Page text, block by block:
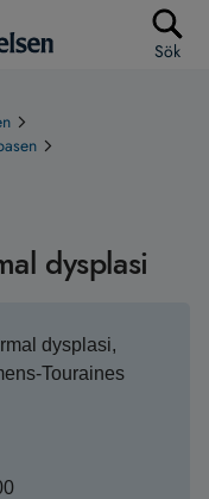
Sök
dysplasi
dysplasi,
Touraines